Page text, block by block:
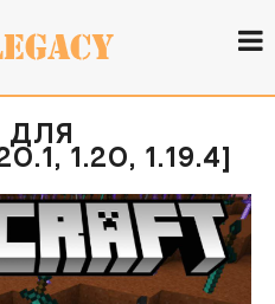
ДЛЯ
1.20, 1.19.4]